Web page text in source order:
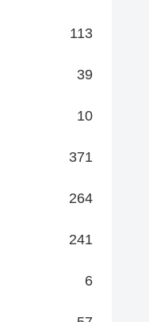
113
39
10
371
264
241
6